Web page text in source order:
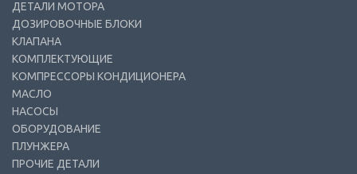
ДЕТАЛИ МОТОРА
ДОЗИРОВОЧНЫЕ БЛОКИ
КЛАПАНА
КОМПЛЕКТУЮЩИЕ
КОМПРЕССОРЫ КОНДИЦИОНЕРА
МАСЛО
НАСОСЫ
ОБОРУДОВАНИЕ
ПЛУНЖЕРА
ПРОЧИЕ ДЕТАЛИ